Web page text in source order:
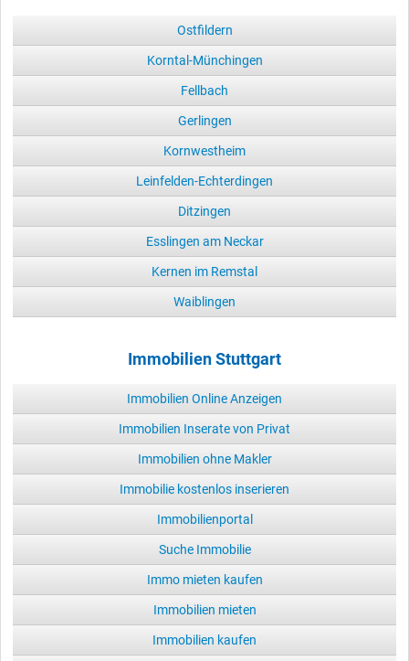
Ostfildern
Korntal-Münchingen
Fellbach
Gerlingen
Kornwestheim
Leinfelden-Echterdingen
Ditzingen
Esslingen am Neckar
Kernen im Remstal
Waiblingen
Immobilien Stuttgart
Immobilien Online Anzeigen
Immobilien Inserate von Privat
Immobilien ohne Makler
Immobilie kostenlos inserieren
Immobilienportal
Suche Immobilie
Immo mieten kaufen
Immobilien mieten
Immobilien kaufen